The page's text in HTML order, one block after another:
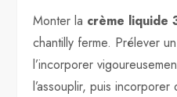
Monter la crème liquide
chantilly ferme. Prélever
l’incorporer
l’assouplir, puis